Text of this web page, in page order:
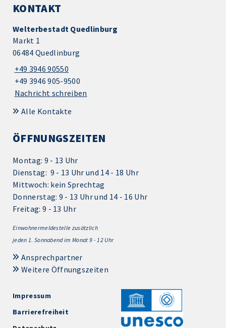
KONTAKT
Welterbestadt Quedlinburg
Markt 1
06484 Quedlinburg
+49 3946 90550
+49 3946 905-9500
Nachricht schreiben
Alle Kontakte
ÖFFNUNGSZEITEN
Montag: 9 - 13 Uhr
Dienstag: 9 - 13 Uhr und 14 - 18 Uhr
Mittwoch: kein Sprechtag
Donnerstag: 9 - 13 Uhr und 14 - 16 Uhr
Freitag: 9 - 13 Uhr
Einwohnermeldestelle zusätzlich
jeden 1. Sonnabend im Monat 9 - 12 Uhr
Ansprechpartner
Weitere Öffnungszeiten
Impressum
Barrierefreiheit